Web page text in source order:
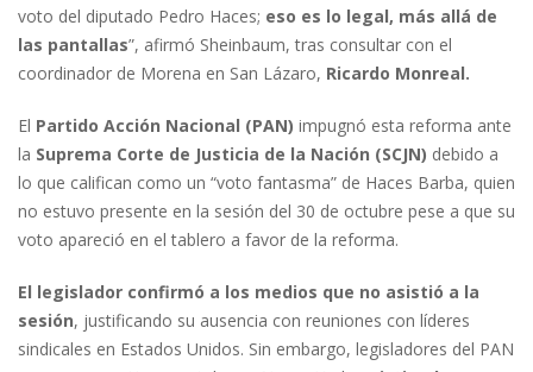
voto del diputado Pedro Haces; eso es lo legal, más allá de
las pantallas”, afirmó Sheinbaum, tras consultar con el
coordinador de Morena en San Lázaro, Ricardo Monreal.
El Partido Acción Nacional (PAN) impugnó esta reforma ante
la Suprema Corte de Justicia de la Nación (SCJN) debido a
lo que califican como un “voto fantasma” de Haces Barba, quien
no estuvo presente en la sesión del 30 de octubre pese a que su
voto apareció en el tablero a favor de la reforma.
El legislador confirmó a los medios que no asistió a la
sesión, justificando su ausencia con reuniones con líderes
sindicales en Estados Unidos. Sin embargo, legisladores del PAN